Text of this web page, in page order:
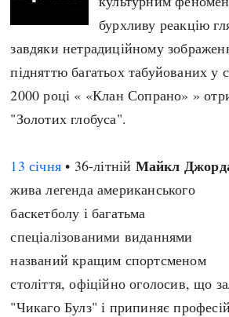
бурхливу реакцію
завдяки нетрадиційному
підняттю багатьох табуйованих у
2000 році « «Клан Сопрано» »
"Золотих глобуса".
13 січня • 36-літній Майкл
жива легенда американського
баскетболу і багатьма
спеціалізованими виданнями
названий кращим спортсменом
століття, офіційно оголосив, що
"Чикаго Булз" і припиняє